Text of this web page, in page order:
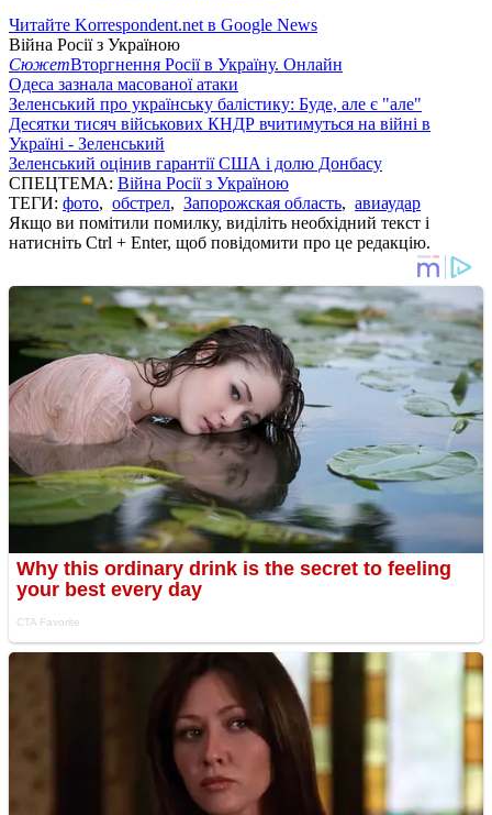
Читайте Korrespondent.net в Google News
Війна Росії з Україною
СюжетВторгнення Росії в Україну. Онлайн
Одеса зазнала масованої атаки
Зеленський про українську балістику: Буде, але є "але"
Десятки тисяч військових КНДР вчитимуться на війні в
Україні - Зеленський
Зеленський оцінив гарантії США і долю Донбасу
СПЕЦТЕМА: Війна Росії з Україною
ТЕГИ: фото, обстрел, Запорожская область, авиаудар
Якщо ви помітили помилку, виділіть необхідний текст і
натисніть Ctrl + Enter, щоб повідомити про це редакцію.